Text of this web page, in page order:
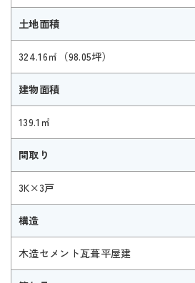
土地面積
324.16㎡（98.05坪）
建物面積
139.1㎡
間取り
3K×3戸
構造
木造セメント瓦葺平屋建